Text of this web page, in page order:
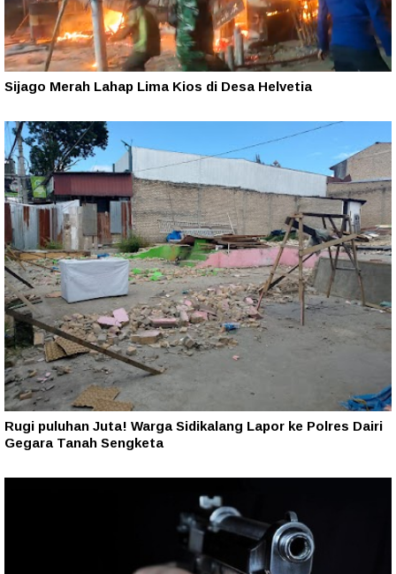
Sijago Merah Lahap Lima Kios di Desa Helvetia
Rugi puluhan Juta! Warga Sidikalang Lapor ke Polres Dairi
Gegara Tanah Sengketa